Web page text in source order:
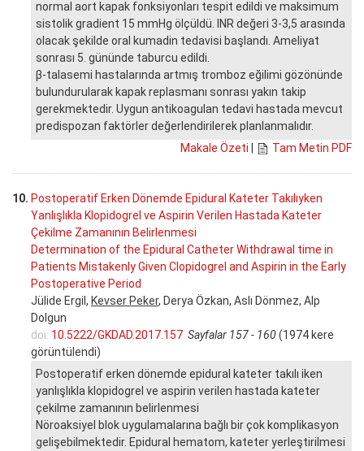
normal aort kapak fonksiyonları tespit edildi ve maksimum
sistolik gradient 15 mmHg ölçüldü. INR değeri 3-3,5 arasında
olacak şekilde oral kumadin tedavisi başlandı. Ameliyat
sonrası 5. gününde taburcu edildi.
β-talasemi hastalarında artmış tromboz eğilimi gözönünde
bulundurularak kapak replasmanı sonrası yakın takip
gerekmektedir. Uygun antikoagulan tedavi hastada mevcut
predispozan faktörler değerlendirilerek planlanmalıdır.
Makale Özeti | Tam Metin PDF
10. Postoperatif Erken Dönemde Epidural Kateter Takılıyken
Yanlışlıkla Klopidogrel ve Aspirin Verilen Hastada Kateter
Çekilme Zamanının Belirlenmesi
Determination of the Epidural Catheter Withdrawal time in
Patients Mistakenly Given Clopidogrel and Aspirin in the Early
Postoperative Period
Jülide Ergil, Kevser Peker, Derya Özkan, Aslı Dönmez, Alp
Dolgun
doi: 10.5222/GKDAD.2017.157 Sayfalar 157 - 160(1974 kere
görüntülendi)
Postoperatif erken dönemde epidural kateter takılı iken
yanlışlıkla klopidogrel ve aspirin verilen hastada kateter
çekilme zamanının belirlenmesi
Nöroaksiyel blok uygulamalarına bağlı bir çok komplikasyon
gelişebilmektedir. Epidural hematom, kateter yerleştirilmesi